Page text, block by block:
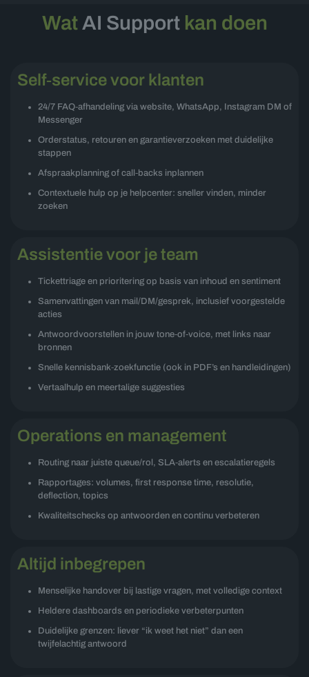
WatAI Support kan doen
Self‑service voor klanten
24/7 FAQ‑afhandeling via website, WhatsApp, Instagram DM of
Messenger
Orderstatus, retouren en garantieverzoeken met duidelijke
stappen
Afspraakplanning of call‑backs inplannen
Contextuele hulp op je helpcenter: sneller vinden, minder
zoeken
Assistentie voor je team
Tickettriage en prioritering op basis van inhoud en sentiment
Samenvattingen van mail/DM/gesprek, inclusief voorgestelde
acties
Antwoordvoorstellen in jouw tone‑of‑voice, met links naar
bronnen
Snelle kennisbank‑zoekfunctie (ook in PDF’s en handleidingen)
Vertaalhulp en meertalige suggesties
Operations en management
Routing naar juiste queue/rol, SLA‑alerts en escalatieregels
Rapportages: volumes, first response time, resolutie,
deflection, topics
Kwaliteitschecks op antwoorden en continu verbeteren
Altijd inbegrepen
Menselijke handover bij lastige vragen, met volledige context
Heldere dashboards en periodieke verbeterpunten
Duidelijke grenzen: liever “ik weet het niet” dan een
twijfelachtig antwoord